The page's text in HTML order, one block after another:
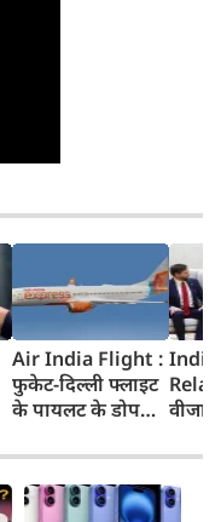
Air India Flight :
फुकेट-दिल्ली फ्लाइट
के पायलट के डोप
कहा- रिपोर्ट नहीं
मिली, टिप्पणी की
स्थिति में नहीं
वीजा
जेडी